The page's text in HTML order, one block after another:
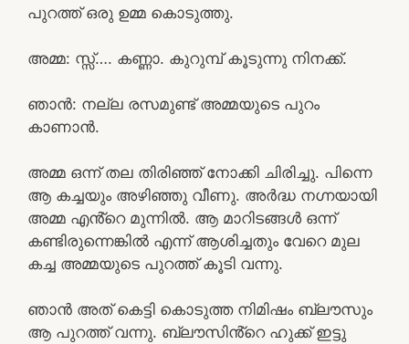
പുറത്ത് ഒരു ഉമ്മ കൊടുത്തു.
അമ്മ: സ്സ്‌…. കണ്ണാ. കുറുമ്പ് കൂടുന്നു നിനക്ക്.
ഞാൻ: നല്ല രസമുണ്ട് അമ്മയുടെ പുറം
കാണാൻ.
അമ്മ ഒന്ന് തല തിരിഞ്ഞ് നോക്കി ചിരിച്ചു. പിന്നെ
ആ കച്ചയും അഴിഞ്ഞു വീണു. അർദ്ധ നഗ്നയായി
അമ്മ എൻ്റെ മുന്നിൽ. ആ മാറിടങ്ങൾ ഒന്ന്
കണ്ടിരുന്നെങ്കിൽ എന്ന് ആശിച്ചതും വേറെ മുല
കച്ച അമ്മയുടെ പുറത്ത് കൂടി വന്നു.
ഞാൻ അത് കെട്ടി കൊടുത്ത നിമിഷം ബ്ലൗസും
ആ പുറത്ത് വന്നു. ബ്ലൗസിൻ്റെ ഹുക്ക് ഇട്ടു